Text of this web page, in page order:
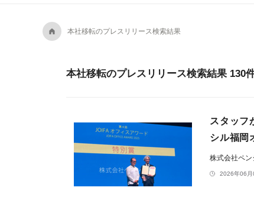
A 本社移転のプレスリリース検索結果
本社移転のプレスリリース検索結果 130
スタッフ
シル福岡
株式会社ペン
2026年06